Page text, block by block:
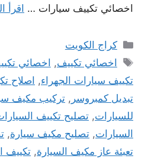
اخصائي تكييف سيارات … اقرأ
التصنيفات
كراج الكويت
الوسوم
اخصائي تكييف, اخصائي
تكييف سيارات الجهراء, اصلاح
تبديل كمبروسر , تركيب مكيف
للسيارات, تصليح تكييف
السيارات, تصليح مكيف سيارة,
تعبئة عاز مكيف السيارة, تكييف